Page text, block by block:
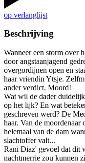
op verlanglijst
Beschrijving
Wanneer een storm over
door angstaanjagend
overgordijnen open en
haar vriendin Ytsje.
ander verdict. Moord!
Wat wil de dader
op het lijk? En wat
geschreven werd? De
haar. Van de moordenaar
helemaal van de dam
slachtoffer valt...
Rani Diaz' gevoel dat dit
nachtmerrie zou kunnen